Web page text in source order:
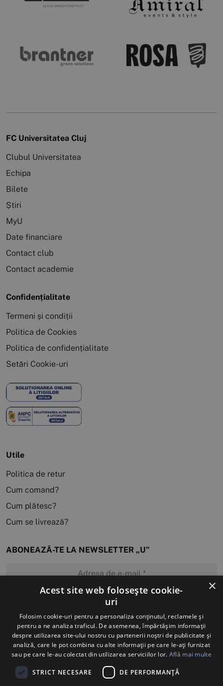
FC Universitatea Cluj
Clubul Universitatea
Echipa
Bilete
Știri
MyU
Date financiare
Contact club
Contact academie
Confidențialitate
Termeni și condiții
Politica de Cookies
Politica de confidențialitate
Setări Cookie-uri
Utile
Politica de retur
Cum comand?
Cum plătesc?
Cum se livrează?
ABONEAZĂ-TE LA NEWSLETTER „U”
MĂ ABONEZ
×
Acest site web folosește cookie-
uri
Folosim cookie-uri pentru a personaliza conținutul, reclamele și
pentru a ne analiza traficul. De asemenea, împărtășim informații
despre utilizarea site-ului nostru cu partenerii noștri de publicitate și
analiză, care le pot combina cu alte informații pe care le-ați furnizat
sau pe care le-au colectat din utilizarea serviciilor lor. Află mai multe
STRICT NECESARE DE PERFORMANȚĂ